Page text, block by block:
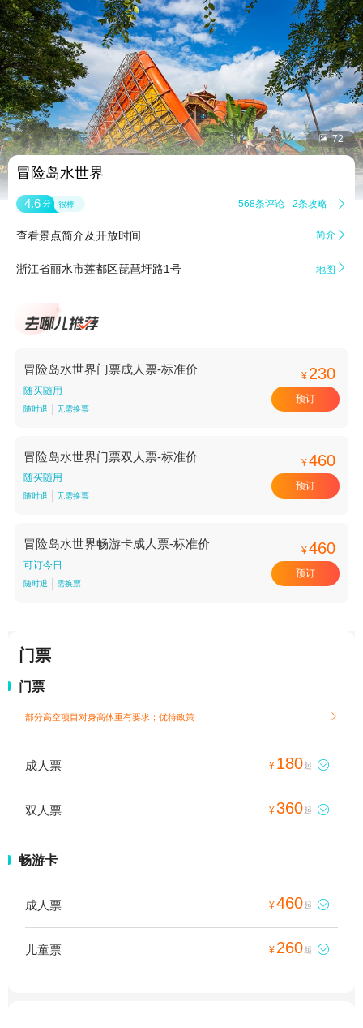
 72
冒险岛水世界
4.6 分 很棒 568条评论 2条攻略 
查看景点简介及开放时间 简介 
浙江省丽水市莲都区琵琶圩路1号 地图 
冒险岛水世界门票成人票-标准价
随买随用
随时退 无需换票
¥ 230
预订
冒险岛水世界门票双人票-标准价
随买随用
随时退 无需换票
¥460
预订
冒险岛水世界畅游卡成人票-标准价
可订今日
随时退 需换票
¥460
预订
门票
门票
部分高空项目对身高体重有要求； 优待政策 
成人票 ¥ 180起 
双人票 ¥360起 
畅游卡
成人票 ¥460起 
儿童票 ¥ 260起 
